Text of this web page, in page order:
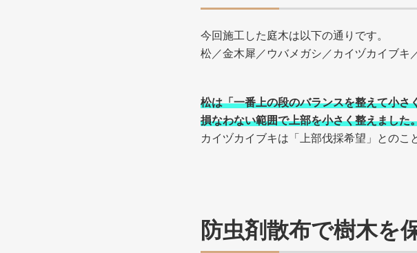
今回施工した庭木は以下の通りです。
松／金木犀／ウバメガシ／カイヅカイブキ
松は「一番上の段のバランスを整えて小
損なわない範囲で上部を小さく整えました
カイヅカイブキは「上部伐採希望」との
防虫剤散布で樹木を